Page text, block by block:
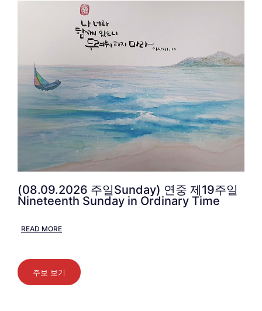
(08.09.2026 주일Sunday) 연중 제19주일
Nineteenth Sunday in Ordinary Time
READ MORE
주보 보기